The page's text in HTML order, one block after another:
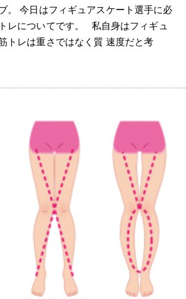
。 今日はフィギュアスケート選手に必
レについてです。 私自身はフィギュ
トレは重さではなく質 速度だと考